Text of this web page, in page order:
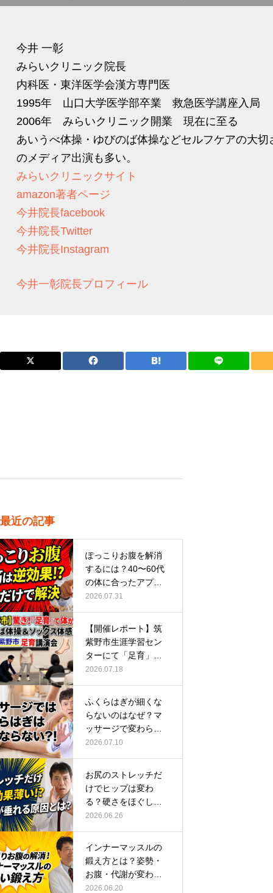
今井 一彰
みらいクリニック院長
内科医・東洋医学会漢方専門医
1995年 山口大学医学部卒業 救急医学講座入局
2006年 みらいクリニック開業 現在に至る
あいうべ体操・ゆびのば体操などセルフケアの大
のメディア出演も多い。
みらいクリニックサイト
amazon著者ページ
今井院長facebook
今井院長Twitter
今井院長Instagram
今井一彰院長プロフィール
最近の記事
ぽっこりお腹を解消
するには？40〜60代
の体に合ったアプロ
ーチ
2026.07.31
【開催レポート】筑
紫野市生涯学習セン
ターにて「足育」講
演会に登壇し…
2026.07.18
ふくらはぎが細くな
らないのはなぜ？マ
ッサージで変わらな
い根本原因
2026.07.10
お尻のストレッチだ
けでヒップは変わ
る？硬さをほぐして
整える正しい方…
2026.06.26
インナーマッスルの
鍛え方とは？姿勢・
お腹・代謝が変わる
トレーニング…
2026.06.20